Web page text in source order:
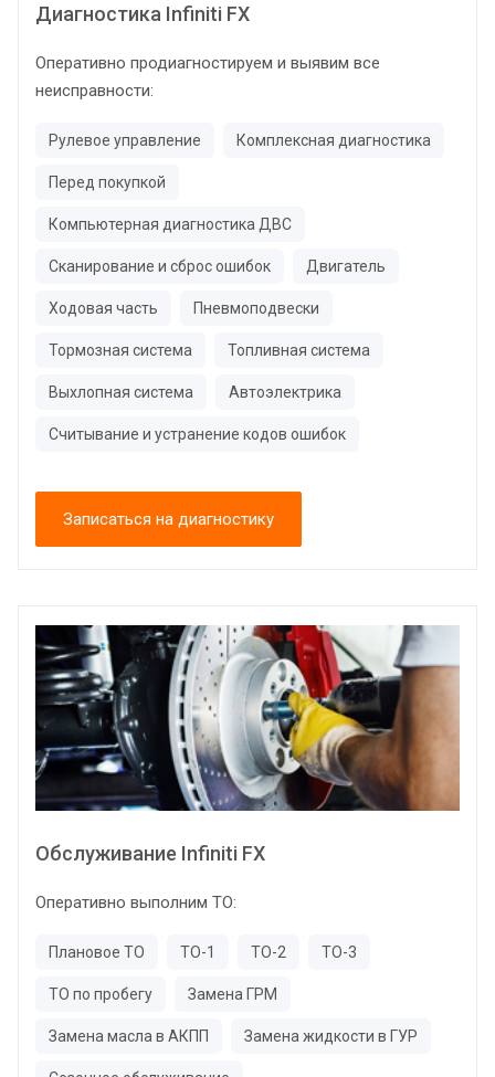
Диагностика Infiniti FX
Оперативно продиагностируем и выявим все
неисправности:
Рулевое управление Комплексная диагностика
Перед покупкой
Компьютерная диагностика ДВС
Сканирование и сброс ошибок Двигатель
Ходовая часть Пневмоподвески
Тормозная система Топливная система
Выхлопная система Автоэлектрика
Считывание и устранение кодов ошибок
Записаться на диагностику
Обслуживание Infiniti FX
Оперативно выполним ТО:
Плановое ТО ТО-1 ТО-2 ТО-3
ТО по пробегу Замена ГРМ
Замена масла в АКПП Замена жидкости в ГУР